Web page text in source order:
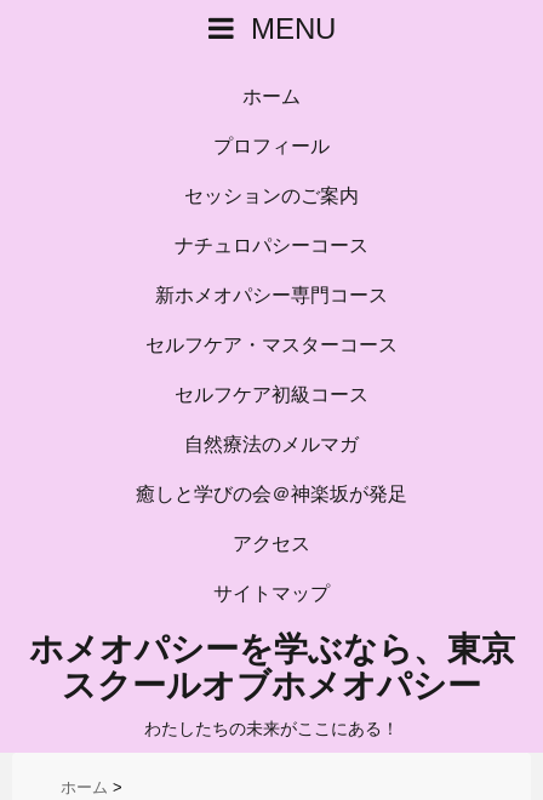
MENU
ホーム
プロフィール
セッションのご案内
ナチュロパシーコース
新ホメオパシー専門コース
セルフケア・マスターコース
セルフケア初級コース
自然療法のメルマガ
癒しと学びの会＠神楽坂が発足
アクセス
サイトマップ
ホメオパシーを学ぶなら、東京
スクールオブホメオパシー
わたしたちの未来がここにある！
ホーム >